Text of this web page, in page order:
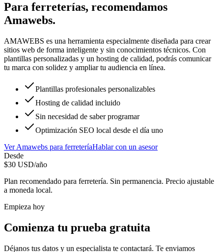
Para ferreterías, recomendamos
Amawebs.
AMAWEBS es una herramienta especialmente diseñada para crear
sitios web de forma inteligente y sin conocimientos técnicos. Con
plantillas personalizadas y un hosting de calidad, podrás comunicar
tu marca con solidez y ampliar tu audiencia en línea.
Plantillas profesionales personalizables
Hosting de calidad incluido
Sin necesidad de saber programar
Optimización SEO local desde el día uno
VerAmawebs para ferreteríaHablar con un asesor
Desde
$30 USD/año
Plan recomendado para ferretería. Sin permanencia. Precio ajustable
a moneda local.
Empieza hoy
Comienza tu prueba gratuita
Déjanos tus datos y un especialista te contactará. Te enviamos